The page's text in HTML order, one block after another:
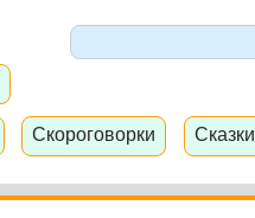
Скороговорки Сказки